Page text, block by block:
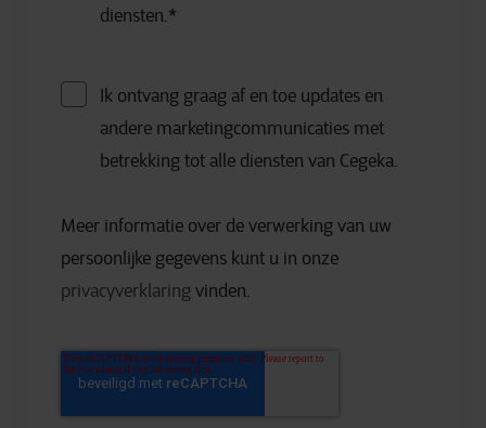
diensten.*
Ik ontvang graag af en toe updates en
andere marketingcommunicaties met
betrekking tot alle diensten van Cegeka.
Meer informatie over de verwerking van uw
persoonlijke gegevens kunt u in onze
privacyverklaring vinden.